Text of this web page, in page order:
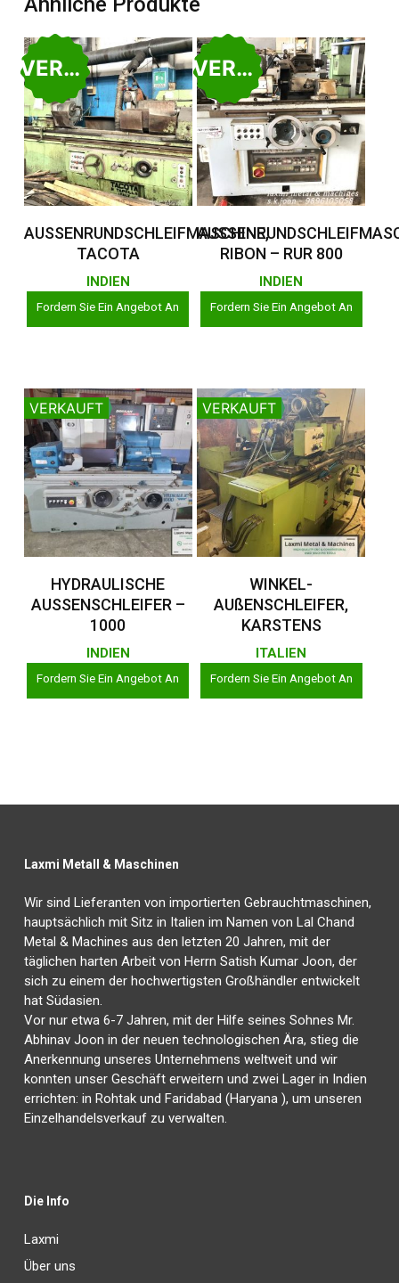
VERKAUFT
Weiterlesen
AUSSENRUNDSCHLEIFMASCHINE,
TACOTA
INDIEN
Fordern Sie Ein Angebot An
VERKAUFT
Weiterlesen
RIBON – RUR 800
INDIEN
Fordern Sie Ein Angebot An
VERKAUFT
Weiterlesen
HYDRAULISCHE
AUSSENSCHLEIFER –
1000
INDIEN
Fordern Sie Ein Angebot An
VERKAUFT
Weiterlesen
WINKEL-
AUßENSCHLEIFER,
KARSTENS
ITALIEN
Fordern Sie Ein Angebot An
Laxmi Metall & Maschinen
Wir sind Lieferanten von importierten Gebrauchtmaschinen,
hauptsächlich mit Sitz in Italien im Namen von Lal Chand
Metal & Machines aus den letzten 20 Jahren, mit der
täglichen harten Arbeit von Herrn Satish Kumar Joon, der
sich zu einem der hochwertigsten Großhändler entwickelt
hat Südasien.
Vor nur etwa 6-7 Jahren, mit der Hilfe seines Sohnes Mr.
Abhinav Joon in der neuen technologischen Ära, stieg die
Anerkennung unseres Unternehmens weltweit und wir
konnten unser Geschäft erweitern und zwei Lager in Indien
errichten: in Rohtak und Faridabad (Haryana ), um unseren
Einzelhandelsverkauf zu verwalten.
Die Info
Laxmi
Über uns